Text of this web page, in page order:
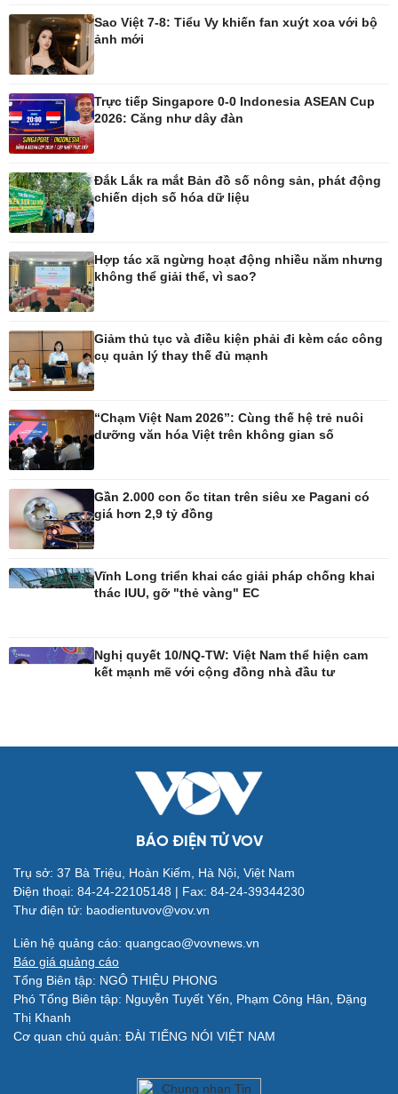
Pháp luật
Vụ án
Tin nóng
Tư vấn luật
Bóng đá Việt Nam
Thế giới thể thao
Ô tô - Xe máy
Xe máy
Tư vấn
Doanh nghiệp 24h
Doanh nhân
Công nghệ
Sành điệu
Tin Công nghệ
Chuyển đổi số
Sức khỏe
Nhi khoa
Nam khoa
Ăn sạch sống khỏe
Văn hóa
Sân khấu - Điện ảnh
Âm nhạc
Giải trí
Nghệ sĩ
Thời trang
Du lịch
Săn Tour
Sao Việt 7-8: Tiểu Vy khiến fan xuýt xoa với bộ
ảnh mới
Trực tiếp Singapore 0-0 Indonesia ASEAN Cup
2026: Căng như dây đàn
Đắk Lắk ra mắt Bản đồ số nông sản, phát động
chiến dịch số hóa dữ liệu
Hợp tác xã ngừng hoạt động nhiều năm nhưng
không thể giải thể, vì sao?
Giảm thủ tục và điều kiện phải đi kèm các công
cụ quản lý thay thế đủ mạnh
“Chạm Việt Nam 2026”: Cùng thế hệ trẻ nuôi
dưỡng văn hóa Việt trên không gian số
Gần 2.000 con ốc titan trên siêu xe Pagani có
giá hơn 2,9 tỷ đồng
Vĩnh Long triển khai các giải pháp chống khai
thác IUU, gỡ "thẻ vàng" EC
Nghị quyết 10/NQ-TW: Việt Nam thể hiện cam
kết mạnh mẽ với cộng đồng nhà đầu tư
BÁO ĐIỆN TỬ VOV
Trụ sở: 37 Bà Triệu, Hoàn Kiếm, Hà Nội, Việt Nam
Điện thoại: 84-24-22105148 | Fax: 84-24-39344230
Thư điện tử: baodientuvov@vov.vn
Liên hệ quảng cáo: quangcao@vovnews.vn
Báo giá quảng cáo
Tổng Biên tập: NGÔ THIỆU PHONG
Phó Tổng Biên tập: Nguyễn Tuyết Yến, Phạm Công Hân, Đặng
Thị Khanh
Cơ quan chủ quản: ĐÀI TIẾNG NÓI VIỆT NAM